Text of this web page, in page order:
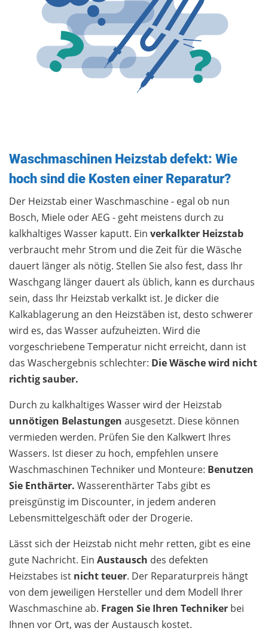
Waschmaschinen Heizstab defekt: Wie
hoch sind die Kosten einer Reparatur?
Der Heizstab einer Waschmaschine - egal ob nun
Bosch, Miele oder AEG - geht meistens durch zu
kalkhaltiges Wasser kaputt. Ein verkalkter Heizstab
verbraucht mehr Strom und die Zeit für die Wäsche
dauert länger als nötig. Stellen Sie also fest, dass Ihr
Waschgang länger dauert als üblich, kann es durchaus
sein, dass Ihr Heizstab verkalkt ist. Je dicker die
Kalkablagerung an den Heizstäben ist, desto schwerer
wird es, das Wasser aufzuheizten. Wird die
vorgeschriebene Temperatur nicht erreicht, dann ist
das Waschergebnis schlechter: Die Wäsche wird nicht
richtig sauber.
Durch zu kalkhaltiges Wasser wird der Heizstab
unnötigen Belastungen ausgesetzt. Diese können
vermieden werden. Prüfen Sie den Kalkwert Ihres
Wassers. Ist dieser zu hoch, empfehlen unsere
Waschmaschinen Techniker und Monteure: Benutzen
Sie Enthärter. Wasserenthärter Tabs gibt es
preisgünstig im Discounter, in jedem anderen
Lebensmittelgeschäft oder der Drogerie.
Lässt sich der Heizstab nicht mehr retten, gibt es eine
gute Nachricht. Ein Austausch des defekten
Heizstabes ist nicht teuer. Der Reparaturpreis hängt
von dem jeweiligen Hersteller und dem Modell Ihrer
Waschmaschine ab. Fragen Sie Ihren Techniker bei
Ihnen vor Ort, was der Austausch kostet.